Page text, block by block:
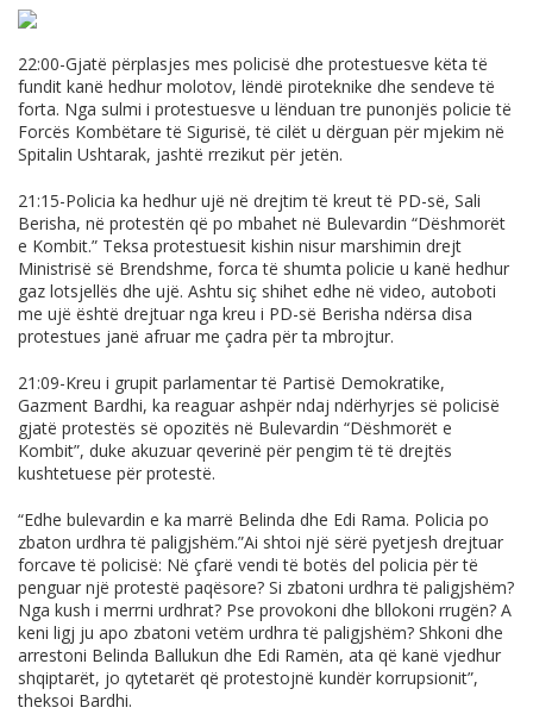
22:00-Gjatë përplasjes mes policisë dhe protestuesve këta të
fundit kanë hedhur molotov, lëndë piroteknike dhe sendeve të
forta. Nga sulmi i protestuesve u lënduan tre punonjës policie të
Forcës Kombëtare të Sigurisë, të cilët u dërguan për mjekim në
Spitalin Ushtarak, jashtë rrezikut për jetën.
21:15-Policia ka hedhur ujë në drejtim të kreut të PD-së, Sali
Berisha, në protestën që po mbahet në Bulevardin “Dëshmorët
e Kombit.” Teksa protestuesit kishin nisur marshimin drejt
Ministrisë së Brendshme, forca të shumta policie u kanë hedhur
gaz lotsjellës dhe ujë. Ashtu siç shihet edhe në video, autoboti
me ujë është drejtuar nga kreu i PD-së Berisha ndërsa disa
protestues janë afruar me çadra për ta mbrojtur.
21:09-Kreu i grupit parlamentar të Partisë Demokratike,
Gazment Bardhi, ka reaguar ashpër ndaj ndërhyrjes së policisë
gjatë protestës së opozitës në Bulevardin “Dëshmorët e
Kombit”, duke akuzuar qeverinë për pengim të të drejtës
kushtetuese për protestë.
“Edhe bulevardin e ka marrë Belinda dhe Edi Rama. Policia po
zbaton urdhra të paligjshëm.”Ai shtoi një sërë pyetjesh drejtuar
forcave të policisë: Në çfarë vendi të botës del policia për të
penguar një protestë paqësore? Si zbatoni urdhra të paligjshëm?
Nga kush i merrni urdhrat? Pse provokoni dhe bllokoni rrugën? A
keni ligj ju apo zbatoni vetëm urdhra të paligjshëm? Shkoni dhe
arrestoni Belinda Ballukun dhe Edi Ramën, ata që kanë vjedhur
shqiptarët, jo qytetarët që protestojnë kundër korrupsionit”,
theksoi Bardhi.